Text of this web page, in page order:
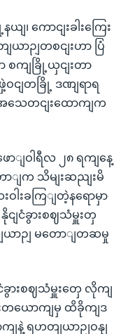
ျ၊ ကောငျးခါးကြေး
ာဉျတစငျးဟာ ပြံ
စကျခြို့ယှငျးတာ
ငျတခြို့ ဒဏျရာရ
သေတငျးထောကျက
ောျဝါရီလ ၂၈ ရကျနေ့
ျက သိမျးဆညျးမိ
ါးခကြျတဲ့နရောမှာ
ျငံခွားစဈသံမှူးတှ
ယာဉျ မတောျတဆမှု
ခွားစဈသံမှူးတှေ လိုကျ
တယောကျမှ ထိခိုကျဒ
ျနဲ့ ရဟတျယာဉျဝနျ